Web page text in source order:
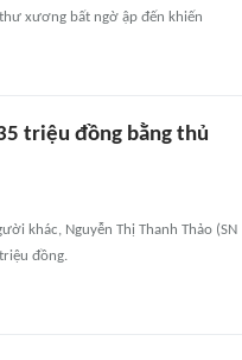
xương bất ngờ ập đến khiến
triệu đồng bằng thủ
khác, Nguyễn Thị Thanh Thảo (SN
đồng.